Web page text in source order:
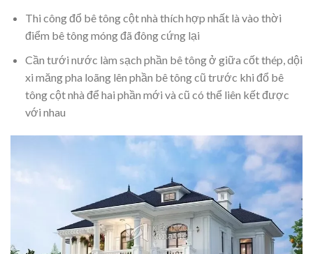
Thi công đổ bê tông cột nhà thích hợp nhất là vào thời
điểm bê tông móng đã đông cứng lại
Cần tưới nước làm sạch phần bê tông ở giữa cốt thép, dội
xi măng pha loãng lên phần bê tông cũ trước khi đổ bê
tông cột nhà để hai phần mới và cũ có thể liên kết được
với nhau